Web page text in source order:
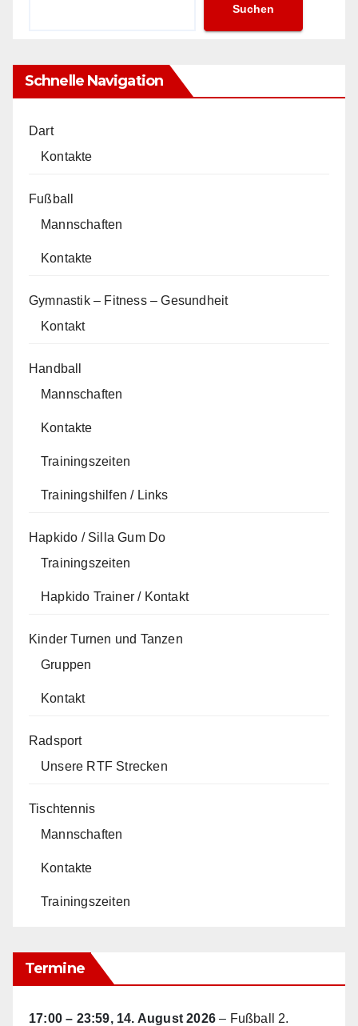
Suchen
Schnelle Navigation
Dart
Kontakte
Fußball
Mannschaften
Kontakte
Gymnastik – Fitness – Gesundheit
Kontakt
Handball
Mannschaften
Kontakte
Trainingszeiten
Trainingshilfen / Links
Hapkido / Silla Gum Do
Trainingszeiten
Hapkido Trainer / Kontakt
Kinder Turnen und Tanzen
Gruppen
Kontakt
Radsport
Unsere RTF Strecken
Tischtennis
Mannschaften
Kontakte
Trainingszeiten
Termine
17:00 – 23:59, 14. August 2026 – Fußball 2.